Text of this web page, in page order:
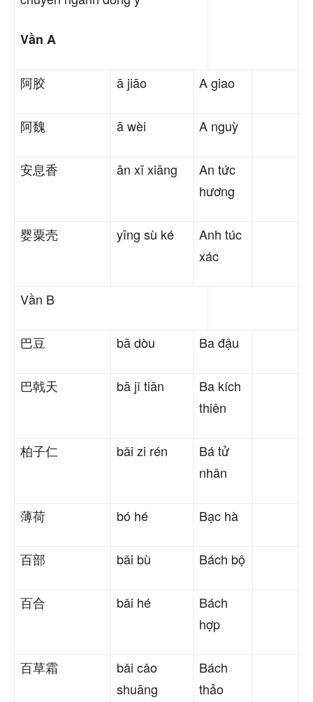
Vần A
阿胶 ā jiāo A giao
阿魏 ā wèi A nguỳ
安息香 ān xī xiāng
An tức
hương
婴粟壳 yīng sù ké
Anh túc
xác
Vần B
巴豆 bā dòu Ba đậu
巴戟天 bā jǐ tiān
Ba kích
thiên
柏子仁 bǎi zi rén
Bá tử
nhân
薄荷 bó hé Bạc hà
百部 bǎi bù Bách bộ
百合 bǎi hé
Bách
hợp
百草霜
bǎi cǎo
shuāng
Bách
thảo